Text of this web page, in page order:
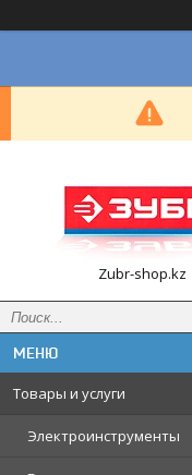
Zubr-shop.kz
Товары и услуги
Электроинструменты